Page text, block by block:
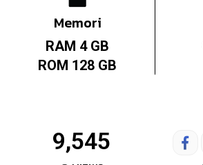
Memori
RAM 4 GB
ROM 128 GB
9,545